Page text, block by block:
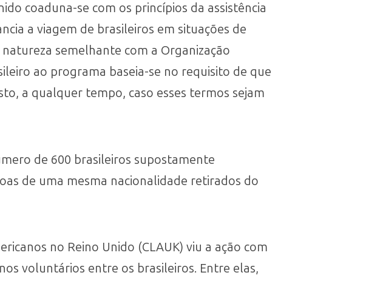
coaduna-se com os princípios da assistência
a viagem de brasileiros em situações de
semelhante com a Organização
ao programa baseia-se no requisito de que
a qualquer tempo, caso esses termos sejam
de 600 brasileiros supostamente
de uma mesma nacionalidade retirados do
no Reino Unido (CLAUK) viu a ação com
voluntários entre os brasileiros. Entre elas,